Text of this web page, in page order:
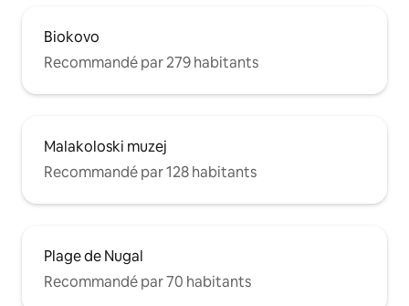
Biokovo
Recommandé par 279 habitants
Malakoloski muzej
Recommandé par 128 habitants
Plage de Nugal
Recommandé par 70 habitants